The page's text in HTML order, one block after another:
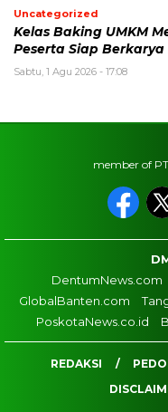
Uncategorized
Kelas Baking UMKM
Peserta Siap
Sabtu, 1 Agu 2026 - 17:08
member of
DentumNews.com
GlobalBanten.com
PoskotaNews.co.id
REDAKSI